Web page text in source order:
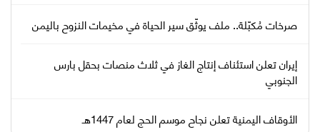
صرخات مُكبّلة.. ملف يوثّق سير الحياة في مخيمات النزوح باليمن
إيران تعلن استئناف إنتاج الغاز في ثلاث منصات بحقل بارس
الجنوبي
الأوقاف اليمنية تعلن نجاح موسم الحج لعام 1447هـ